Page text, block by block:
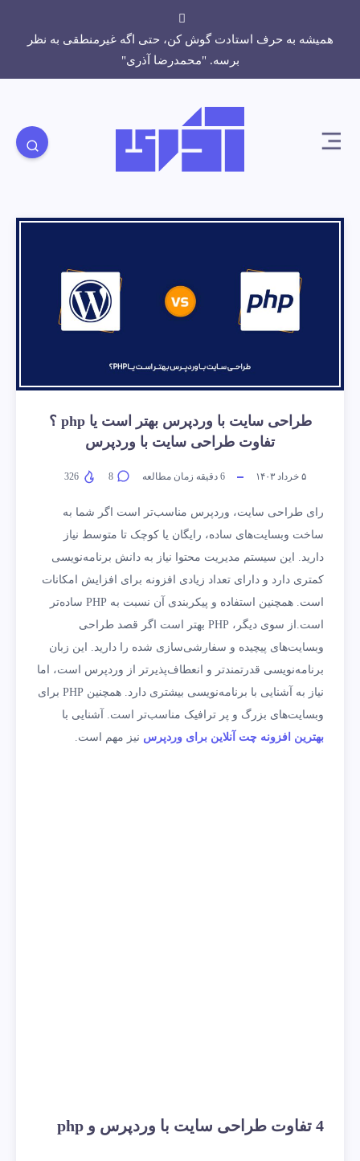
همیشه به حرف استادت گوش کن، حتی اگه غیرمنطقی به نظر
برسه. "محمدرضا آذری"
طراحی سایت با وردپرس بهتر است یا php ؟
تفاوت طراحی سایت با وردپرس
۵ خرداد ۱۴۰۳ 6 دقیقه زمان مطالعه 8
326
رای طراحی سایت، وردپرس مناسب‌تر است اگر شما به
ساخت وبسایت‌های ساده، رایگان یا کوچک تا متوسط نیاز
دارید. این سیستم مدیریت محتوا نیاز به دانش برنامه‌نویسی
کمتری دارد و دارای تعداد زیادی افزونه برای افزایش امکانات
است. همچنین استفاده و پیکربندی آن نسبت به PHP ساده‌تر
است.از سوی دیگر، PHP بهتر است اگر قصد طراحی
وبسایت‌های پیچیده و سفارشی‌سازی شده را دارید. این زبان
برنامه‌نویسی قدرتمندتر و انعطاف‌پذیرتر از وردپرس است، اما
نیاز به آشنایی با برنامه‌نویسی بیشتری دارد. همچنین PHP برای
وبسایت‌های بزرگ و پر ترافیک مناسب‌تر است. آشنایی با
بهترین افزونه چت آنلاین برای وردپرس نیز مهم است.
4 تفاوت طراحی سایت با وردپرس و php